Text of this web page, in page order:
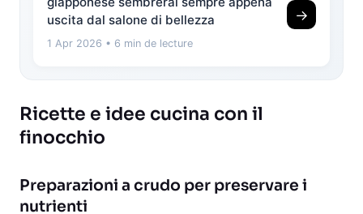
uscita dal salone di bellezza
1 Apr 2026 • 6 min de lecture
→
Ricette e idee cucina con il
finocchio
Preparazioni a crudo per preservare i
nutrienti